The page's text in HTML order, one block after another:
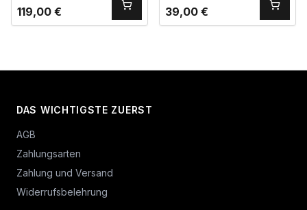
119,00 € 39,00 €
DAS WICHTIGSTE ZUERST
AGB
Zahlungsarten
Zahlung und Versand
Widerrufsbelehrung